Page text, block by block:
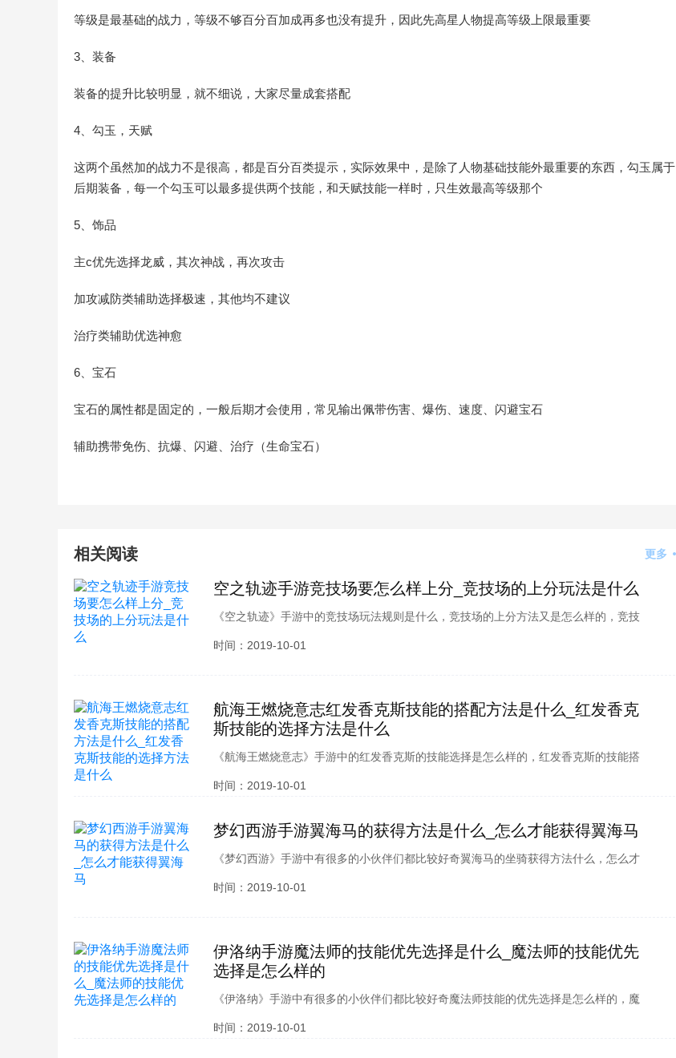
等级是最基础的战力，等级不够百分百加成再多也没有提升，因此先高星人物提高等级上限最重要
3、装备
装备的提升比较明显，就不细说，大家尽量成套搭配
4、勾玉，天赋
这两个虽然加的战力不是很高，都是百分百类提示，实际效果中，是除了人物基础技能外最重要的东西，勾玉属于
后期装备，每一个勾玉可以最多提供两个技能，和天赋技能一样时，只生效最高等级那个
5、饰品
主c优先选择龙威，其次神战，再次攻击
加攻减防类辅助选择极速，其他均不建议
治疗类辅助优选神愈
6、宝石
宝石的属性都是固定的，一般后期才会使用，常见输出佩带伤害、爆伤、速度、闪避宝石
辅助携带免伤、抗爆、闪避、治疗（生命宝石）
相关阅读 更多
空之轨迹手游竞技场要怎么样上分_竞技场的上分玩法是什么
《空之轨迹》手游中的竞技场玩法规则是什么，竞技场的上分方法又是怎么样的，竞技
场的玩法内容又是什么了，竞技场中的阵容搭配又是什么了，怎么样才能在竞技场中走
时间：2019-10-01
航海王燃烧意志红发香克斯技能的搭配方法是什么_红发香克
斯技能的选择方法是什么
《航海王燃烧意志》手游中的红发香克斯的技能选择是怎么样的，红发香克斯的技能搭
配的方法是什么了，红发香克斯的技能搭配技巧是怎么样的了，毕竟一个强力的技能搭
时间：2019-10-01
梦幻西游手游翼海马的获得方法是什么_怎么才能获得翼海马
《梦幻西游》手游中有很多的小伙伴们都比较好奇翼海马的坐骑获得方法什么，怎么才
能获得翼海马的坐骑了，多少钱才可以获得翼海马坐骑了，翼海马的是否可以出售了，
时间：2019-10-01
伊洛纳手游魔法师的技能优先选择是什么_魔法师的技能优先
选择是怎么样的
《伊洛纳》手游中有很多的小伙伴们都比较好奇魔法师技能的优先选择是怎么样的，魔
法师有哪些技能优先选择了，魔法师职业优先选择什么样的技能才好了，相信这些都是
时间：2019-10-01